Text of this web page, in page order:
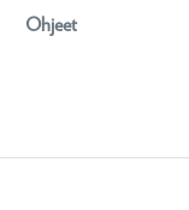
Ohjeet